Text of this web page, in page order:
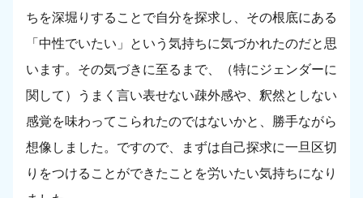
ちを深堀りすることで自分を探求し、その根底にある
「中性でいたい」という気持ちに気づかれたのだと思
います。その気づきに至るまで、（特にジェンダーに
関して）うまく言い表せない疎外感や、釈然としない
感覚を味わってこられたのではないかと、勝手ながら
想像しました。ですので、まずは自己探求に一旦区切
りをつけることができたことを労いたい気持ちになり